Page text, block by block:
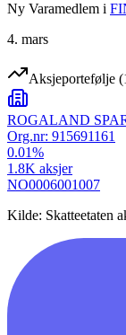
Ny Varamedlem i
4. mars
Aksjeportefølje (
ROGALAND
Org.nr: 915691161
0.01%
1.8K aksjer
NO0006001007
Kilde: Skatteetaten